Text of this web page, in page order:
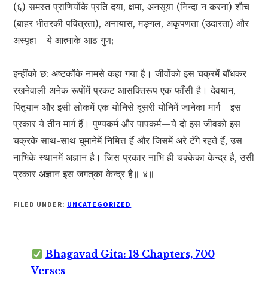
(६) समस्त प्राणियोंके प्रति दया, क्षमा, अनसूया (निन्दा न करना) शौच
(बाहर भीतरकी पवित्रता), अनायास, मङ्गल, अकृपणता (उदारता) और
अस्पृहा—ये आत्माके आठ गुण;
इन्हींको छ: अष्टकोंके नामसे कहा गया है। जीवोंको इस चक्रमें बाँधकर
रखनेवाली अनेक रूपोंमें प्रकट आसक्तिरूप एक फाँसी है। देवयान,
पितृयान और इसी लोकमें एक योनिसे दूसरी योनिमें जानेका मार्ग—इस
प्रकार ये तीन मार्ग हैं। पुण्यकर्म और पापकर्म—ये दो इस जीवको इस
चक्रके साथ-साथ घुमानेमें निमित्त हैं और जिसमें अरे टँगे रहते हैं, उस
नाभिके स्थानमें अज्ञान है। जिस प्रकार नाभि ही चक्‍केका केन्द्र है, उसी
प्रकार अज्ञान इस जगत‍्का केन्द्र है॥ ४॥
FILED UNDER: UNCATEGORIZED
Bhagavad Gita: 18 Chapters, 700
Verses